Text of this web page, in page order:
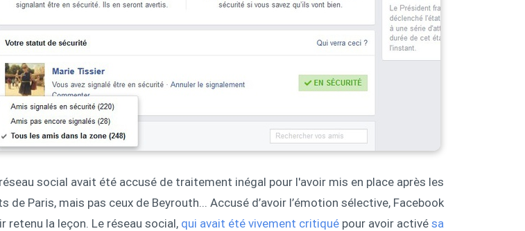
social avait été accusé de traitement inégal pour l'avoir mis en place après les
de Paris, mais pas ceux de Beyrouth... Accusé d’avoir l’émotion sélective, Facebook
retenu la leçon. Le réseau social, qui avait été vivement critiqué pour avoir activé sa